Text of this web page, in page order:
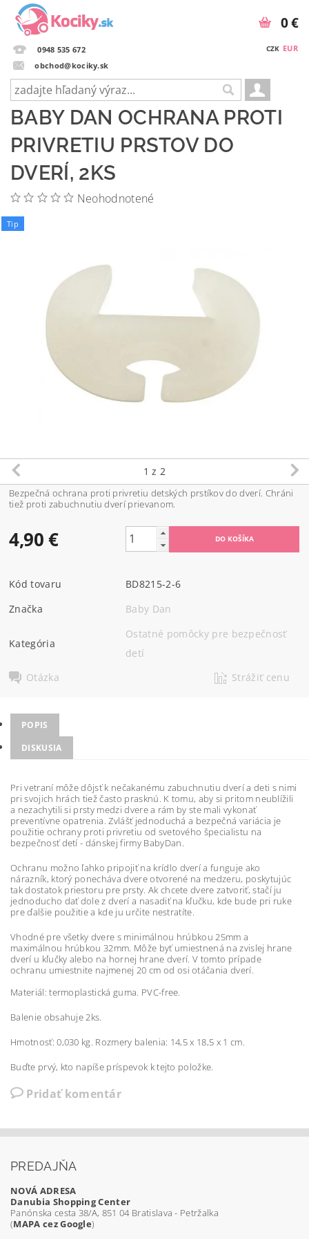
0948 535 672
obchod@kociky.sk
CZK EUR
0 €
BABY DAN OCHRANA PROTI
PRIVRETIU PRSTOV DO
DVERÍ, 2KS
Neohodnotené
Tip
1 z 2
Bezpečná ochrana proti privretiu detských prstíkov do dverí. Chráni
tiež proti zabuchnutiudverí prievanom
4,90 €
Kód tovaru
BD8215-2-6
Značka
Baby Dan
Kategória
Ostatné pomôcky pre bezpečnosť
detí
Otázka
Strážiť cenu
POPIS
DISKUSIA
Pri vetraní môže dôjsť k nečakanému zabuchnutiu dverí a deti s nimi
pri svojich hrách tiež často prasknú. K tomu, aby si pritom neublížili
a nezachytili si prsty medzidverea rám by ste mali vykonať
preventívne opatrenia. Zvlášť jednoduchá a bezpečná variácia je
použitie ochrany proti privretiu od svetového špecialistu na
bezpečnosť detí - dánskej firmy BabyDan.
Ochranu možno ľahko pripojiťna krídlo dvería funguje ako
nárazník, ktorý ponechávadvere otvorené na medzeru, poskytujúc
takdostatok priestoru pre prsty. Ak chcete dvere zatvoriť, stačí ju
jednoducho dať dole z dverí a nasadiťna kľučku, kde bude pri ruke
pre ďalšie použitie a kde ju určite nestratíte.
Vhodné pre všetky dvere s minimálnou hrúbkou 25mm a
maximálnou hrúbkou 32mm. Môže byť umiestnená na zvislej hrane
dverí u kľučky alebo na hornej hrane dverí. V tomto prípade
ochranu umiestnite najmenej 20 cm od osi otáčania dverí.
Materiál: termoplastická guma. PVC-free.
Balenie obsahuje 2ks.
Hmotnosť: 0,030 kg. Rozmery balenia: 14,5 x 18,5 x 1 cm.
Buďte prvý, kto napíše príspevok k tejto položke.
Pridať komentár
PREDAJŇA
NOVÁ ADRESA
Danubia Shopping Center
Panónska cesta 38/A, 851 04 Bratislava - Petržalka
(MAPA cez Google)